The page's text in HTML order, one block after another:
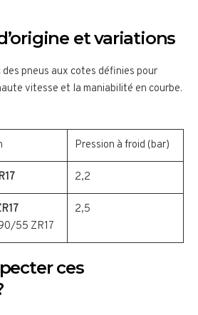
et variations
des pneus aux cotes définies pour
vitesse et la maniabilité en courbe.
Pression à froid (bar)
2,2
55 ZR17
2,5
ces